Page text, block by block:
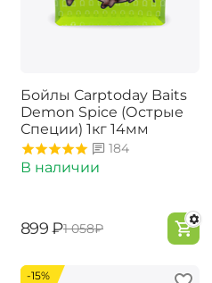
Бойлы Carptoday Baits
Demon Spice (Острые
Специи) 1кг 14мм
184
В наличии
‍899‍ ₽‍1 058‍₽
-15%